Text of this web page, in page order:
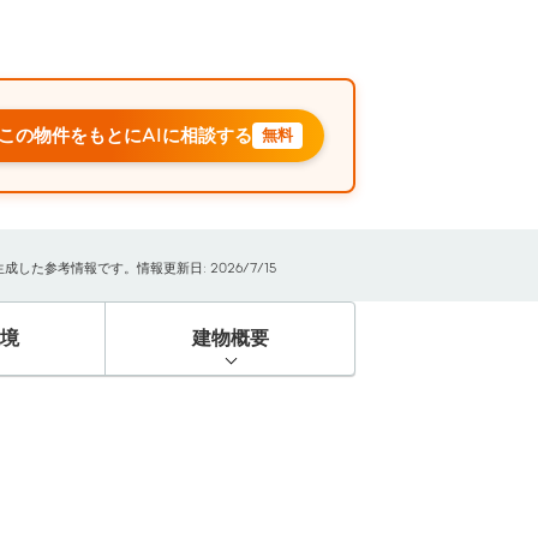
の物件をもとにAIに相談する 無料
した参考情報です。情報更新日: 2026/7/15
建物概要